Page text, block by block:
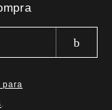
para
.